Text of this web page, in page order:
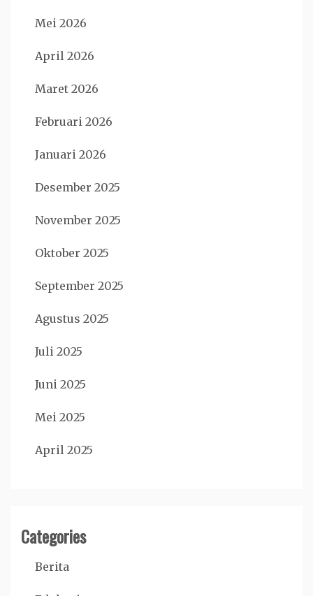
Mei 2026
April 2026
Maret 2026
Februari 2026
Januari 2026
Desember 2025
November 2025
Oktober 2025
September 2025
Agustus 2025
Juli 2025
Juni 2025
Mei 2025
April 2025
Categories
Berita